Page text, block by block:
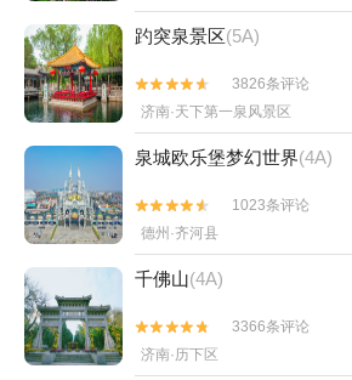
趵突泉景区(5A)


3826条评论
济南·天下第一泉风景区
泉城欧乐堡梦幻世界(4A)


1023条评论
德州·齐河县
千佛山(4A)


3366条评论
济南·历下区